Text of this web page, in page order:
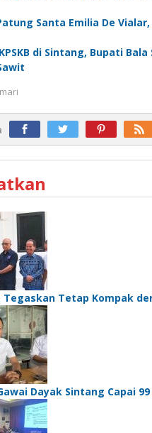
Santa Emilia De
di Sintang, Bupati
Tegaskan Tetap Kompak
Dayak Sintang Capai